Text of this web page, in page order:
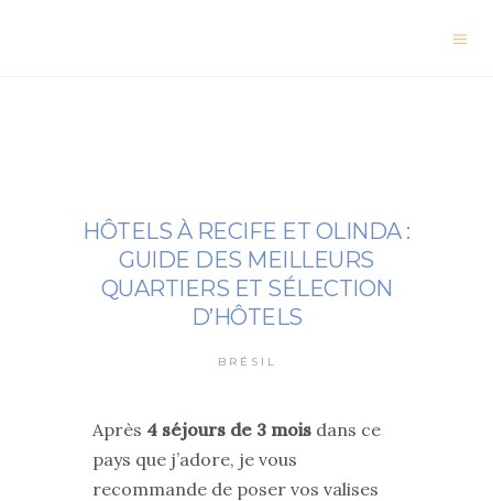
HÔTELS À RECIFE ET OLINDA :
GUIDE DES MEILLEURS
QUARTIERS ET SÉLECTION
D’HÔTELS
BRÉSIL
Après 4 séjours de 3 mois dans ce
pays que j’adore, je vous
recommande de poser vos valises